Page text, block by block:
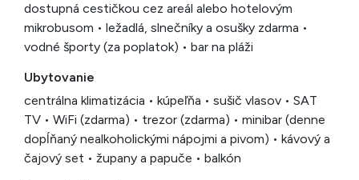
dostupná cestičkou cez areál alebo hotelovým
mikrobusom • ležadlá, slnečníky a osušky zdarma •
vodné športy (za poplatok) • bar na pláži
Ubytovanie
centrálna klimatizácia • kúpeľňa • sušič vlasov • SAT
TV • WiFi (zdarma) • trezor (zdarma) • minibar (denne
dopĺňaný nealkoholickými nápojmi a pivom) • kávový a
čajový set • župany a papuče • balkón